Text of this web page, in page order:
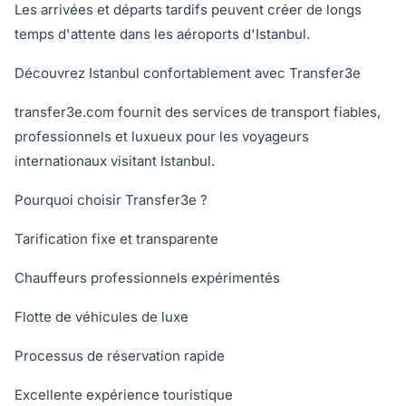
Les arrivées et départs tardifs peuvent créer de longs
temps d'attente dans les aéroports d'Istanbul.
Découvrez Istanbul confortablement avec Transfer3e
transfer3e.com⁠ fournit des services de transport fiables,
professionnels et luxueux pour les voyageurs
internationaux visitant Istanbul.
Pourquoi choisir Transfer3e ?
Tarification fixe et transparente
Chauffeurs professionnels expérimentés
Flotte de véhicules de luxe
Processus de réservation rapide
Excellente expérience touristique